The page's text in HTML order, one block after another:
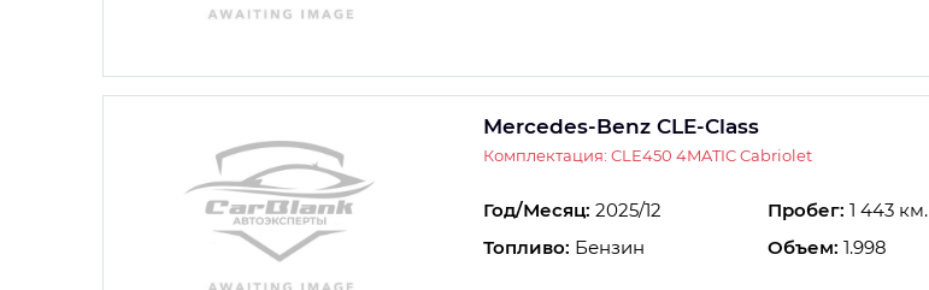
Mercedes-Benz CLE-Class
Комплектация: CLE450 4MATIC Cabriolet
Год/Месяц: 2025/12 Пробег: 1 443 км.
Топливо: Бензин Объем: 1.998